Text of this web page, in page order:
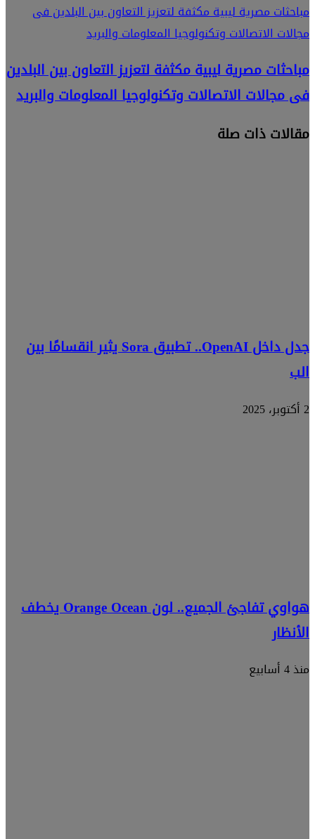
مباحثات مصرية ليبية مكثفة لتعزيز التعاون بين البلدين فى
مجالات الاتصالات وتكنولوجيا المعلومات والبريد
مباحثات مصرية ليبية مكثفة لتعزيز التعاون بين البلدين
فى مجالات الاتصالات وتكنولوجيا المعلومات والبريد
مقالات ذات صلة
جدل داخل OpenAI.. تطبيق Sora يثير انقسامًا بين
الب
2 أكتوبر، 2025
هواوي تفاجئ الجميع.. لون Orange Ocean يخطف
الأنظار
منذ 4 أسابيع